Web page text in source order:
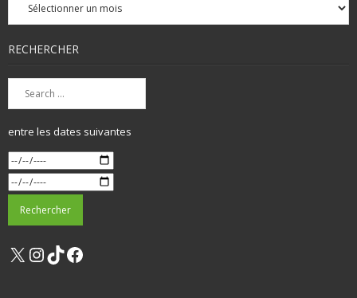
mensuelles
RECHERCHER
entre les dates suivantes
X Instagram
TikTok